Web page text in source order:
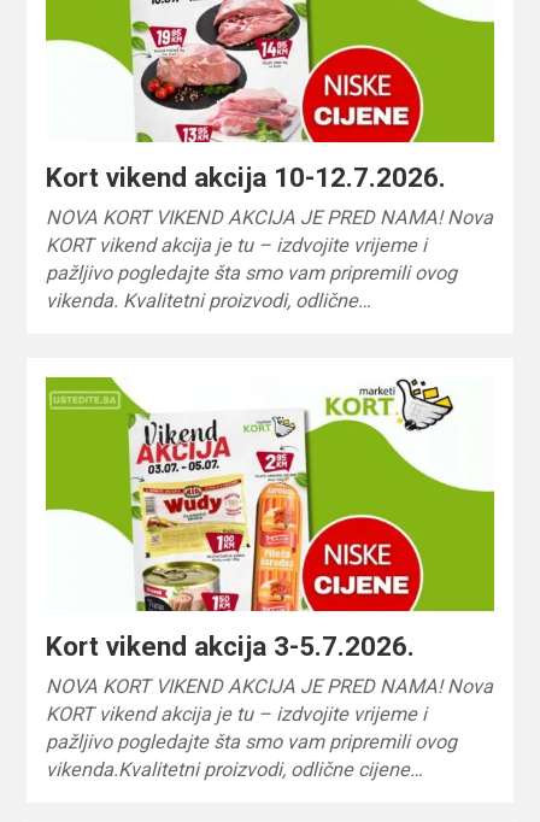
Kort vikend akcija 10-12.7.2026.
NOVA KORT VIKEND AKCIJA JE PRED NAMA! Nova
KORT vikend akcija je tu – izdvojite vrijeme i
pažljivo pogledajte šta smo vam pripremili ovog
vikenda. Kvalitetni proizvodi, odlične…
Kort vikend akcija 3-5.7.2026.
NOVA KORT VIKEND AKCIJA JE PRED NAMA! Nova
KORT vikend akcija je tu – izdvojite vrijeme i
pažljivo pogledajte šta smo vam pripremili ovog
vikenda.Kvalitetni proizvodi, odlične cijene…